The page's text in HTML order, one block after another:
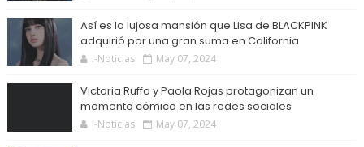
Así es la lujosa mansión que Lisa de BLACKPINK
adquirió por una gran suma en California
I-Noticias May 07, 2024
Victoria Ruffo y Paola Rojas protagonizan un
momento cómico en las redes sociales
I-Noticias May 07, 2024